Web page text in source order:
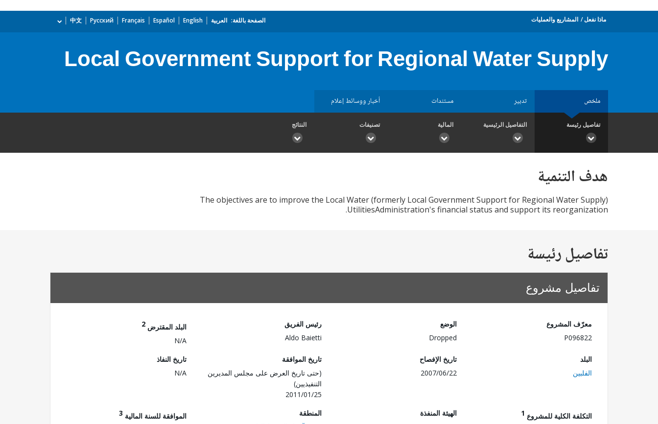
ماذا نفعل المشاريع والعمليات الصفحة باللغة: العربية English
Español
Français
Русский
中文
Local Government Support for Regional Water Supply
ملخص تدبير مستندات أخبار ووسائط إعلام
تفاصيل رئيسة التفاصيل الرئيسية المالية تصنيفات النتائج
هدف التنمية
(formerly Local Government Support for Regional Water Supply) The objectives are to improve the Local Water
UtilitiesAdministration's financial status and support its reorganization.
تفاصيل رئيسة
تفاصيل مشروع
معرّف المشروع
P096822
الوضع
Dropped
رئيس الفريق
Aldo Baietti
البلد المقترض 2
N/A
البلد
الفلبين
تاريخ الإفصاح
2007/06/22
تاريخ الموافقة
(حتى تاريخ العرض على مجلس المديرين
التنفيذيين)
2011/01/25
تاريخ النفاذ
N/A
التكلفة الكلية للمشروع 1
الهيئة المنفذة
المنطقة
الموافقة للسنة المالية 3